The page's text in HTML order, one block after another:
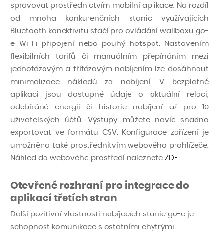
spravovat prostřednictvím mobilní aplikace. Na rozdíl
od mnoha konkurenčních stanic využívajících
Bluetooth konektivitu stačí pro ovládání wallboxu go-
e Wi-Fi připojení nebo pouhý hotspot. Nastavením
flexibilních tarifů či manuálním přepínáním mezi
jednofázovým a třífázovým nabíjením lze dosáhnout
minimalizace nákladů za nabíjení. V bezplatné
aplikaci jsou dostupné údaje o aktuální relaci,
odebíráné energii či historie nabíjení až pro 10
uživatelských účtů. Výstupy můžete navíc snadno
exportovat ve formátu CSV. Konfigurace zařízení je
umožněna také prostřednitvím webového prohlížeče.
Náhled do webového prostředí naleznete ZDE
Otevřené rozhraní pro integrace do
aplikací třetích stran
Další pozitivní vlastnosti nabíjecích stanic go-e je
schopnost komunikace s ostatními chytrými